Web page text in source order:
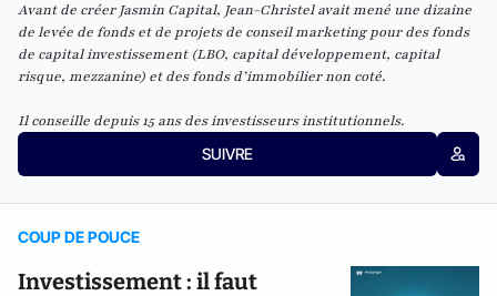
Avant de créer Jasmin Capital, Jean-Christel avait mené une dizaine
de levée de fonds et de projets de conseil marketing pour des fonds
de capital investissement (LBO, capital développement, capital
risque, mezzanine) et des fonds d’immobilier non coté.
Il conseille depuis 15 ans des investisseurs institutionnels.
SUIVRE
COUP DE POUCE
Investissement : il faut